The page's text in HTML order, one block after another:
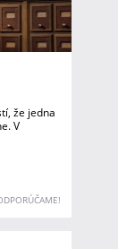
že jedna
V